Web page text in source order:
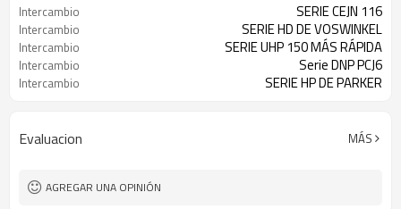
Intercambio SERIE CEJN 116
Intercambio SERIE HD DE VOSWINKEL
Intercambio SERIE UHP 150 MÁS RÁPIDA
Intercambio Serie DNP PCJ6
Intercambio SERIE HP DE PARKER
Evaluacion MÁS
AGREGAR UNA OPINIÓN